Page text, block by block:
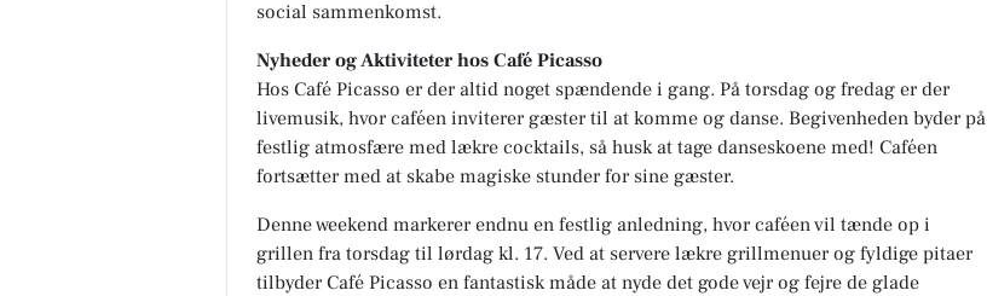
social sammenkomst.
Nyheder og Aktiviteter hos Café Picasso
Hos Café Picasso er der altid noget spændende i gang. På torsdag og fredag er der
livemusik, hvor caféen inviterer gæster til at komme og danse. Begivenheden byder på
festlig atmosfære med lækre cocktails, så husk at tage danseskoene med! Caféen
fortsætter med at skabe magiske stunder for sine gæster.
Denne weekend markerer endnu en festlig anledning, hvor caféen vil tænde op i
grillen fra torsdag til lørdag kl. 17. Ved at servere lækre grillmenuer og fyldige pitaer
tilbyder Café Picasso en fantastisk måde at nyde det gode vejr og fejre de glade